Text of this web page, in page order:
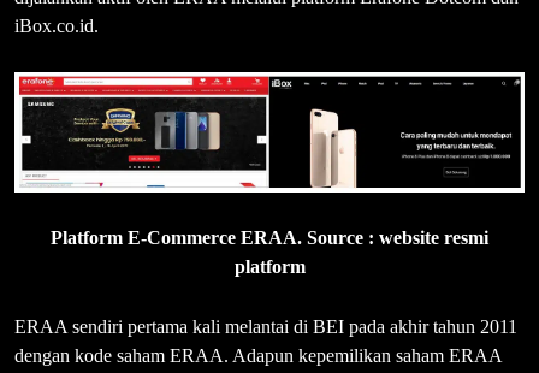
iBox.co.id.
Platform E-Commerce ERAA. Source : website resmi
platform
ERAA sendiri pertama kali melantai di BEI pada akhir tahun 2011
dengan kode saham ERAA. Adapun kepemilikan saham ERAA